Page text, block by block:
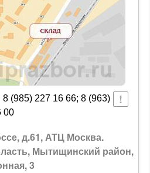
(985) 227 16 66; 8 (963)
00
д.61, АТЦ Москва.
Мытищинский район,
3